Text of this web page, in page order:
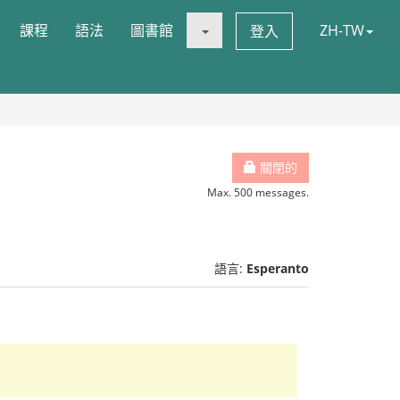
課程 語法 圖書館 登入 ZH-TW
關閉的
Max. 500 messages.
語言: Esperanto